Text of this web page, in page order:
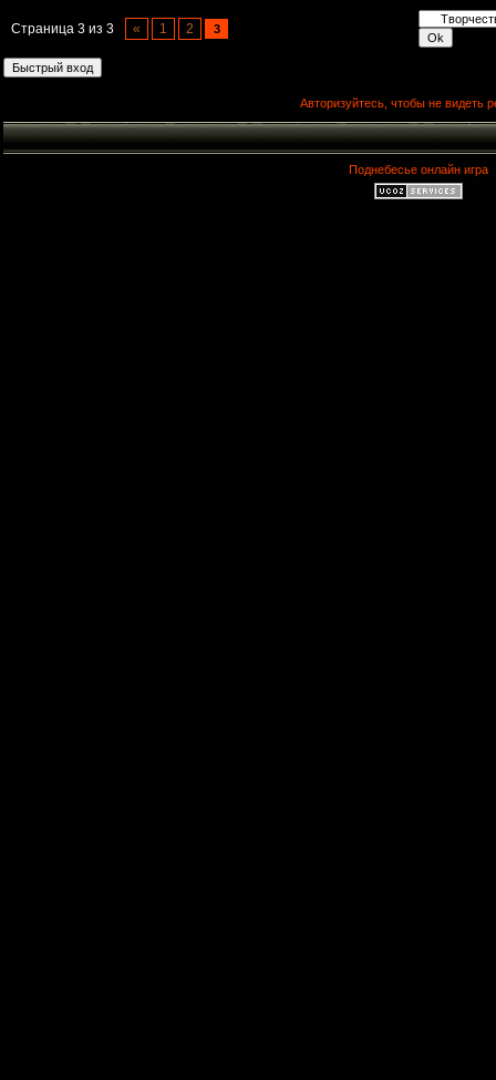
Страница 3 из 3 « 1 2 3
Авторизуйтесь, чтобы не видеть
Поднебесье онлайн игра